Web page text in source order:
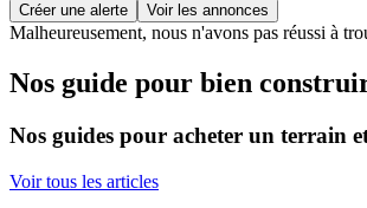
Créer une alerte Voir les annonces
Malheureusement, nous n'avons pas réussi à
Nos guide pour bien
Nos guides pour acheter un terrain
Voir tous les articles